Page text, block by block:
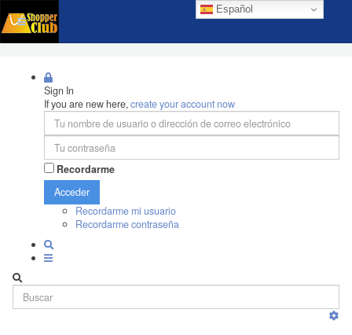
Español
Sign In
If you are new here,create your account now
Recordarme
Acceder
Recordarme mi usuario
Recordarme contraseña